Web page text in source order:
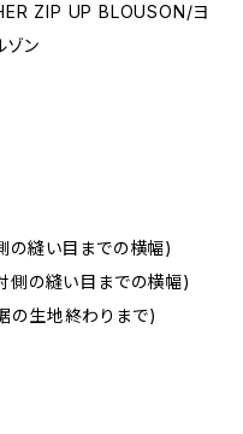
ZIP UP BLOUSON/ヨ
ゾン
縫い目までの横幅)
の縫い目までの横幅)
の生地終わりまで)